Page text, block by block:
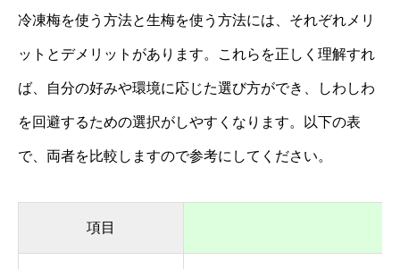
冷凍梅を使う方法と生梅を使う方法には、それぞれメリ
ットとデメリットがあります。これらを正しく理解すれ
ば、自分の好みや環境に応じた選び方ができ、しわしわ
を回避するための選択がしやすくなります。以下の表
で、両者を比較しますので参考にしてください。
項目